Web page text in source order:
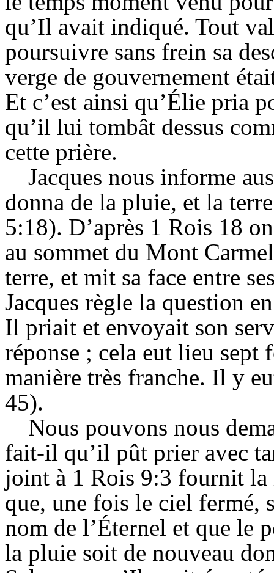
qu’Il avait indiqué. Tout
poursuivre sans frein sa
verge de gouvernement
Et c’est ainsi qu’Élie pria
qu’il lui tombât dessus
cette prière.
Jacques nous informe
donna de la pluie, et la
5:18). D’après 1 Rois 18
au sommet du Mont
terre, et mit sa face entre
Jacques règle la question
Il priait et envoyait son
réponse ; cela eut lieu sept
manière très franche. Il y
45).
Nous pouvons nous
fait-il qu’il pût prier avec
joint à 1 Rois 9:3 fournit la
que, une fois le ciel fermé,
nom de l’Éternel et que le
la pluie soit de nouveau